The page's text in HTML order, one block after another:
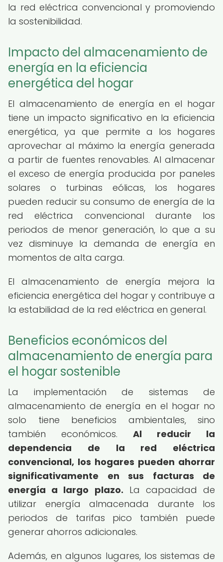
la red eléctrica convencional y promoviendo
la sostenibilidad.
Impacto del almacenamiento de
energía en la eficiencia
energética del hogar
El almacenamiento de energía en el hogar
tiene un impacto significativo en la eficiencia
energética, ya que permite a los hogares
aprovechar al máximo la energía generada
a partir de fuentes renovables. Al almacenar
el exceso de energía producida por paneles
solares o turbinas eólicas, los hogares
pueden reducir su consumo de energía de la
red eléctrica convencional durante los
periodos de menor generación, lo que a su
vez disminuye la demanda de energía en
momentos de alta carga.
El almacenamiento de energía mejora la
eficiencia energética del hogar y contribuye a
la estabilidad de la red eléctrica en general.
Beneficios económicos del
almacenamiento de energía para
el hogar sostenible
La implementación de sistemas de
almacenamiento de energía en el hogar no
solo tiene beneficios ambientales, sino
también económicos. Al reducir la
dependencia de la red eléctrica
convencional, los hogares pueden ahorrar
significativamente en sus facturas de
energía a largo plazo. La capacidad de
utilizar energía almacenada durante los
periodos de tarifas pico también puede
generar ahorros adicionales.
Además, en algunos lugares, los sistemas de